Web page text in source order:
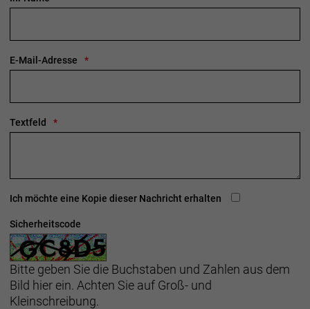
E-Mail-Adresse
Textfeld
Ich möchte eine Kopie dieser Nachricht erhalten
Sicherheitscode
Bitte geben Sie die Buchstaben und Zahlen aus dem
Bild hier ein. Achten Sie auf Groß- und
Kleinschreibung.